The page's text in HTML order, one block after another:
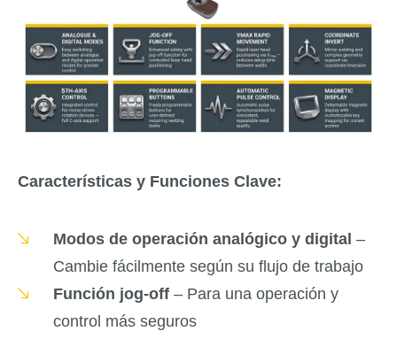
Características y Funciones Clave:
Modos de operación analógico y digital –
Cambie fácilmente según su flujo de trabajo
Función jog-off– Para una operación y
control más seguros